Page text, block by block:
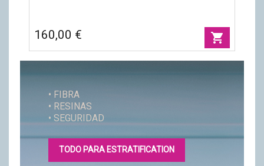
160,00 € shopping_cart
• FIBRA
• RESINAS
• SEGURIDAD
TODO PARA ESTRATIFICATION